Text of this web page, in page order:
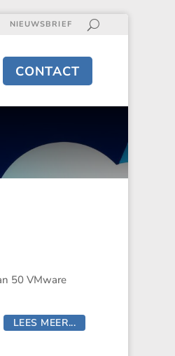
NIEUWSBRIEF
CONTACT
50 VMware
LEES MEER...